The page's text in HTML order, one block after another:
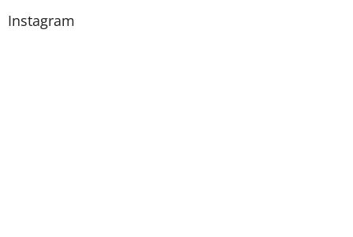
Instagram